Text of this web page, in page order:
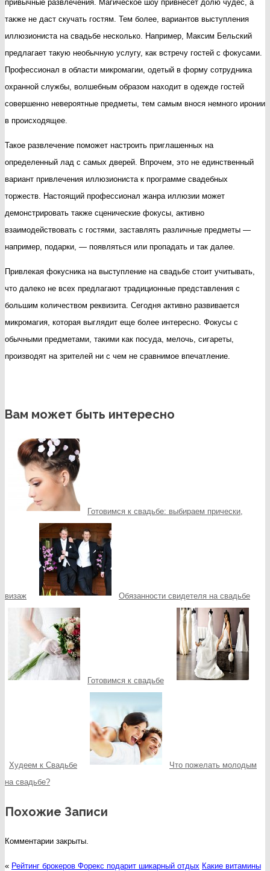
привычные развлечения. Магическое шоу привнесет долю чудес, а
также не даст скучать гостям. Тем более, вариантов выступления
иллюзиониста на свадьбе несколько. Например, Максим Бельский
предлагает такую необычную услугу, как встречу гостей с фокусами.
Профессионал в области микромагии, одетый в форму сотрудника
охранной службы, волшебным образом находит в одежде гостей
совершенно невероятные предметы, тем самым внося немного иронии
в происходящее.
Такое развлечение поможет настроить приглашенных на
определенный лад с самых дверей. Впрочем, это не единственный
вариант привлечения иллюзиониста к программе свадебных
торжеств. Настоящий профессионал жанра иллюзии может
демонстрировать также сценические фокусы, активно
взаимодействовать с гостями, заставлять различные предметы —
например, подарки, — появляться или пропадать и так далее.
Привлекая фокусника на выступление на свадьбе стоит учитывать,
что далеко не всех предлагают традиционные представления с
большим количеством реквизита. Сегодня активно развивается
микромагия, которая выглядит еще более интересно. Фокусы с
обычными предметами, такими как посуда, мелочь, сигареты,
производят на зрителей ни с чем не сравнимое впечатление.
Вам может быть интересно
Готовимся к свадьбе: выбираем прически,
визаж Обязанности свидетеля на свадьбе
Готовимся к свадьбе
Худеем к Свадьбе
Что пожелать молодым
на свадьбе?
Похожие Записи
Комментарии закрыты.
« Рейтинг брокеров Форекс подарит шикарный отдых Какие витамины